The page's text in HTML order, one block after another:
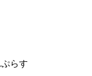
らす